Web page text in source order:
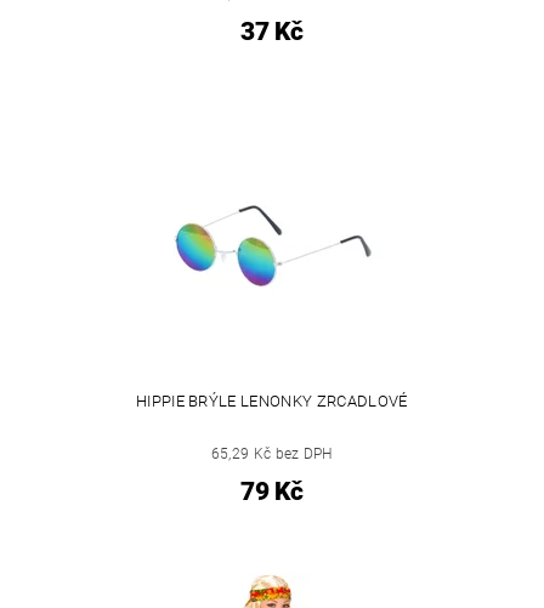
37 Kč
HIPPIE BRÝLE LENONKY ZRCADLOVÉ
65,29 Kč bez DPH
79 Kč